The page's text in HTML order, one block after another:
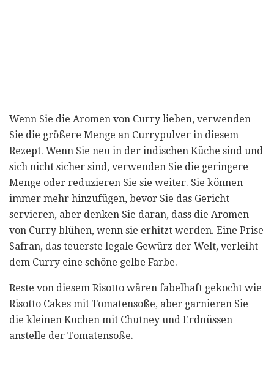
Wenn Sie die Aromen von Curry lieben, verwenden
Sie die größere Menge an Currypulver in diesem
Rezept. Wenn Sie neu in der indischen Küche sind und
sich nicht sicher sind, verwenden Sie die geringere
Menge oder reduzieren Sie sie weiter. Sie können
immer mehr hinzufügen, bevor Sie das Gericht
servieren, aber denken Sie daran, dass die Aromen
von Curry blühen, wenn sie erhitzt werden. Eine Prise
Safran, das teuerste legale Gewürz der Welt, verleiht
dem Curry eine schöne gelbe Farbe.
Reste von diesem Risotto wären fabelhaft gekocht wie
Risotto Cakes mit Tomatensoße, aber garnieren Sie
die kleinen Kuchen mit Chutney und Erdnüssen
anstelle der Tomatensoße.